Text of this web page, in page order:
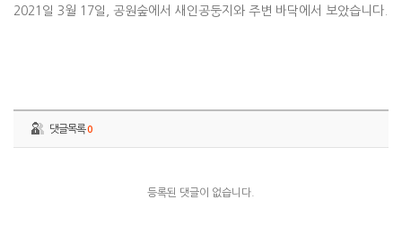
2021일 3월 17일, 공원숲에서 새인공둥지와 주변 바닥에서 보았습니다.
댓글목록0
등록된 댓글이 없습니다.